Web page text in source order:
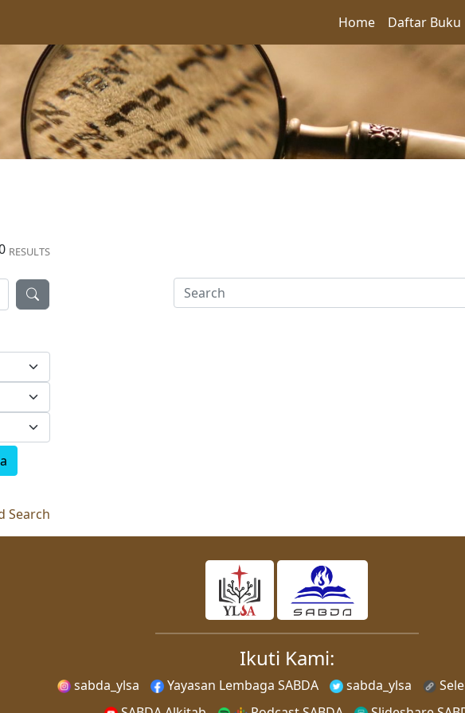
Home Daftar Buku
RESULTS
Search
Ikuti Kami:
sabda_ylsa Yayasan Lembaga SABDA sabda_ylsa